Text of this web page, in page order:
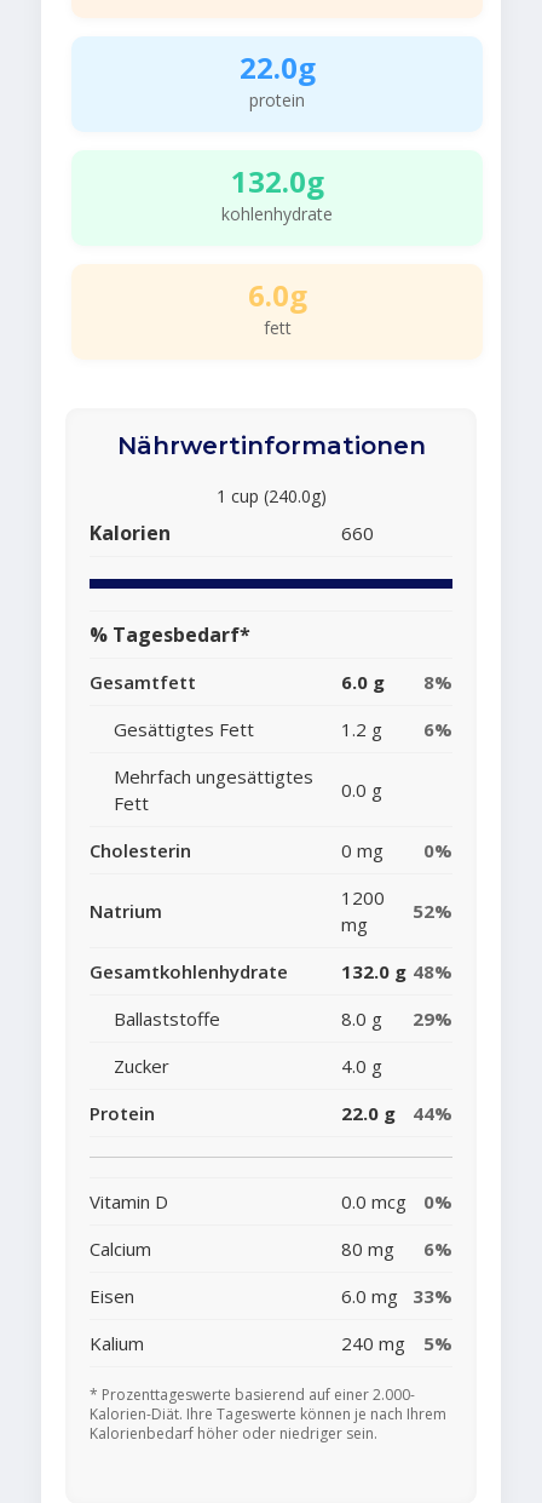
22.0g
protein
132.0g
kohlenhydrate
6.0g
fett
Nährwertinformationen
1 cup (240.0g)
Kalorien 660
% Tagesbedarf*
Gesamtfett 6.0 g
8%
Gesättigtes Fett
1.2 g
6%
Mehrfach ungesättigtes
Fett
0.0 g
Cholesterin 0 mg 0%
Natrium
1200
mg
52%
Gesamtkohlenhydrate 132.0 g 48%
Ballaststoffe
8.0 g
29%
Zucker
4.0 g
Protein
22.0 g 44%
Vitamin D 0.0 mcg
0%
Calcium
80 mg
6%
Eisen
6.0 mg
33%
Kalium
240 mg 5%
* Prozenttageswerte basierend auf einer 2.000-
Kalorien-Diät. Ihre Tageswerte können je nach Ihrem
Kalorienbedarf höher oder niedriger sein.